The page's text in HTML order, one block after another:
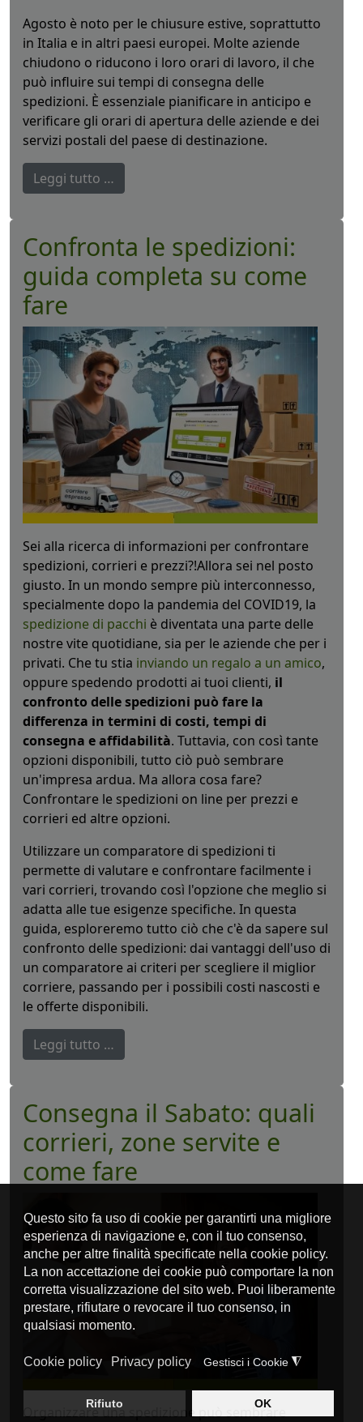
Agosto è noto per le chiusure estive, soprattutto
in Italia e in altri paesi europei. Molte aziende
chiudono o riducono i loro orari di lavoro, il che
può influire sui tempi di consegna delle
spedizioni. È essenziale pianificare in anticipo e
verificare gli orari di apertura delle aziende e dei
servizi postali del paese di destinazione.
Leggi tutto …
Confronta le spedizioni:
guida completa su come
fare
Sei alla ricerca di informazioni per confrontare
spedizioni, corrieri e prezzi?!Allora sei nel posto
giusto. In un mondo sempre più interconnesso,
specialmente dopo la pandemia del COVID19, la
spedizione di pacchi è diventata una parte delle
nostre vite quotidiane, sia per le aziende che per i
privati. Che tu stia inviando un regalo a un amico,
oppure spedendo prodotti ai tuoi clienti, il
confronto delle spedizioni può fare la
differenza in termini di costi, tempi di
consegna e affidabilità. Tuttavia, con così tante
opzioni disponibili, tutto ciò può sembrare
un'impresa ardua. Ma allora cosa fare?
Confrontare le spedizioni on line per prezzi e
corrieri ed altre opzioni.
Utilizzare un comparatore di spedizioni ti
permette di valutare e confrontare facilmente i
vari corrieri, trovando così l'opzione che meglio si
adatta alle tue esigenze specifiche. In questa
guida, esploreremo tutto ciò che c'è da sapere sul
confronto delle spedizioni: dai vantaggi dell'uso di
un comparatore ai criteri per scegliere il miglior
corriere, passando per i possibili costi nascosti e
le offerte disponibili.
Leggi tutto …
Consegna il Sabato: quali
corrieri, zone servite e
come fare
Organizzare una spedizione può sembrare